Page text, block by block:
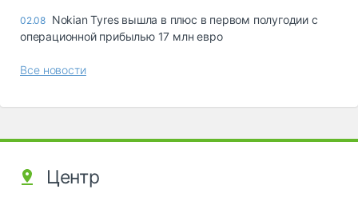
02.08 Nokian Tyres вышла в плюс в первом полугодии с
операционной прибылью 17 млн евро
Все новости
Центр